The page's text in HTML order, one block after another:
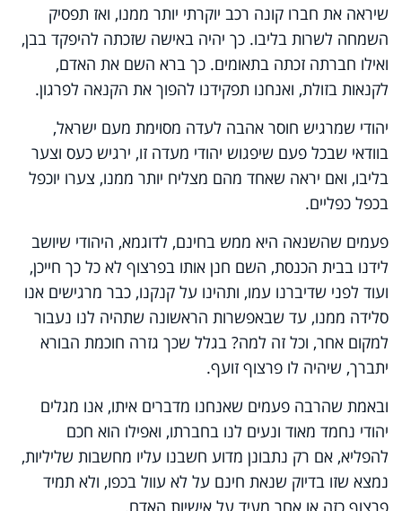
שיראה את חברו קונה רכב יוקרתי יותר ממנו, ואז תפסיק
השמחה לשרות בליבו. כך יהיה באישה שזכתה להיפקד בבן,
ואילו חברתה זכתה בתאומים. כך ברא השם את האדם,
לקנאות בזולת, ואנחנו תפקידנו להפוך את הקנאה לפרגון.
יהודי שמרגיש חוסר אהבה לעדה מסוימת מעם ישראל,
בוודאי שבכל פעם שיפגוש יהודי מעדה זו, ירגיש כעס וצער
בליבו, ואם יראה שאחד מהם מצליח יותר ממנו, צערו יוכפל
בכפל כפליים.
פעמים שהשנאה היא ממש בחינם, לדוגמא, היהודי שיושב
לידנו בבית הכנסת, השם חנן אותו בפרצוף לא כל כך חייכן,
ועוד לפני שדיברנו עמו, ותהינו על קנקנו, כבר מרגישים אנו
סלידה ממנו, עד שבאפשרות הראשונה שתהיה לנו נעבור
למקום אחר, וכל זה למה? בגלל שכך גזרה חוכמת הבורא
יתברך, שיהיה לו פרצוף זועף.
ובאמת שהרבה פעמים שאנחנו מדברים איתו, אנו מגלים
יהודי נחמד מאוד ונעים לנו בחברתו, ואפילו הוא חכם
להפליא, אם רק נתבונן מדוע חשבנו עליו מחשבות שליליות,
נמצא שזו בדיוק שנאת חינם על לא עוול בכפו, ולא תמיד
פרצוף כזה או אחר מעיד על אישיות האדם.